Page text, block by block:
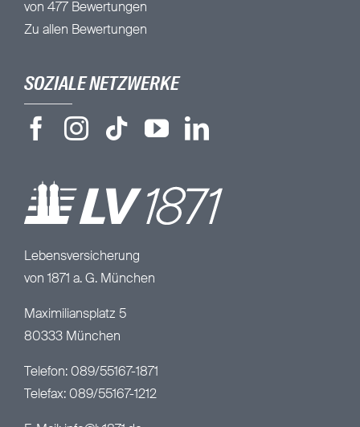
von 477 Bewertungen
Zu allen Bewertungen
SOZIALE NETZWERKE
Lebensversicherung
von 1871 a. G. München
Maximiliansplatz 5
80333 München
Telefon: 089/55167-1871
Telefax: 089/55167-1212